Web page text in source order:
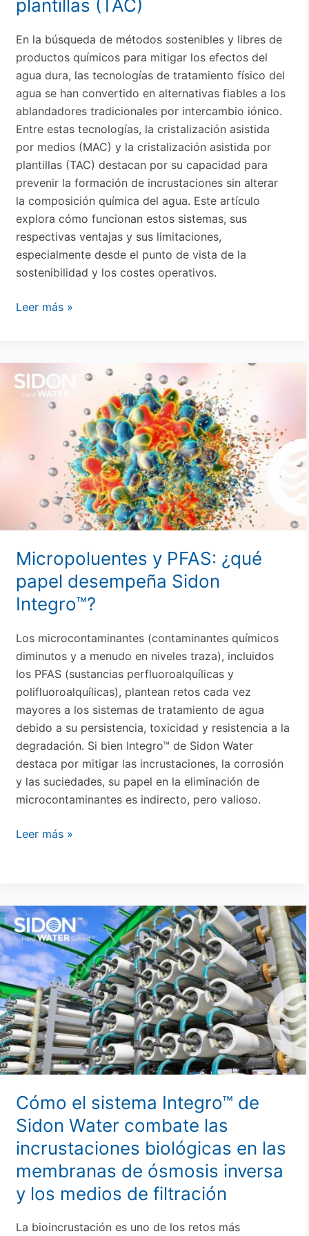
plantillas (TAC)
En la búsqueda de métodos sostenibles y libres de
productos químicos para mitigar los efectos del
agua dura, las tecnologías de tratamiento físico del
agua se han convertido en alternativas fiables a los
ablandadores tradicionales por intercambio iónico.
Entre estas tecnologías, la cristalización asistida
por medios (MAC) y la cristalización asistida por
plantillas (TAC) destacan por su capacidad para
prevenir la formación de incrustaciones sin alterar
la composición química del agua. Este artículo
explora cómo funcionan estos sistemas, sus
respectivas ventajas y sus limitaciones,
especialmente desde el punto de vista de la
sostenibilidad y los costes operativos.
por
(TAC)
Leer más »
Micropoluentes y PFAS: ¿qué
papel desempeña Sidon
Integro™?
Los microcontaminantes (contaminantes químicos
diminutos y a menudo en niveles traza), incluidos
los PFAS (sustancias perfluoroalquílicas y
polifluoroalquílicas), plantean retos cada vez
mayores a los sistemas de tratamiento de agua
debido a su persistencia, toxicidad y resistencia a la
degradación. Si bien Integro™ de Sidon Water
destaca por mitigar las incrustaciones, la corrosión
y las suciedades, su papel en la eliminación de
microcontaminantes es indirecto, pero valioso.
Micropoluentes
y
Sidon
Integro™?
Leer más »
Cómo el sistema Integro™ de
Sidon Water combate las
incrustaciones biológicas en las
membranas de ósmosis inversa
y los medios de filtración
La bioincrustación es uno de los retos más
Cómo
el
sistema
Integro™
de
Sidon
Water
combate
las
incrustaciones
biológicas
en
las
membranas
de
ósmosis
inversa